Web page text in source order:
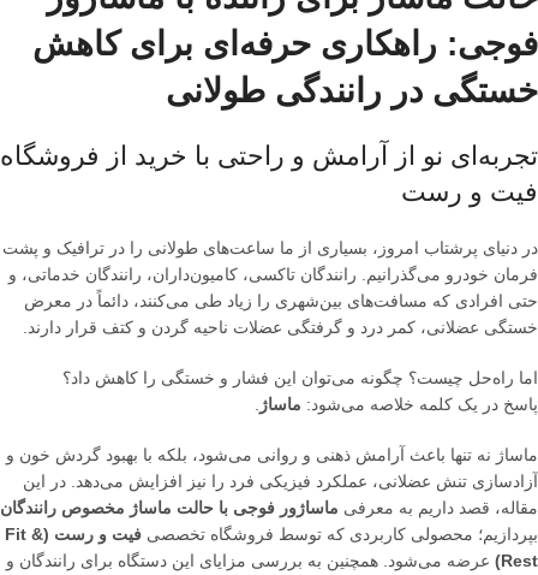
فوجی: راهکاری حرفه‌ای برای کاهش
خستگی در رانندگی طولانی
تجربه‌ای نو از آرامش و راحتی با خرید از فروشگاه
فیت و رست
در دنیای پرشتاب امروز، بسیاری از ما ساعت‌های طولانی را در ترافیک و پشت
فرمان خودرو می‌گذرانیم. رانندگان تاکسی، کامیون‌داران، رانندگان خدماتی، و
حتی افرادی که مسافت‌های بین‌شهری را زیاد طی می‌کنند، دائماً در معرض
خستگی عضلانی، کمر درد و گرفتگی عضلات ناحیه گردن و کتف قرار دارند.
اما راه‌حل چیست؟ چگونه می‌توان این فشار و خستگی را کاهش داد؟
پاسخ در یک کلمه خلاصه می‌شود: ماساژ .
ماساژ نه تنها باعث آرامش ذهنی و روانی می‌شود، بلکه با بهبود گردش خون و
آزادسازی تنش عضلانی، عملکرد فیزیکی فرد را نیز افزایش می‌دهد. در این
مقاله، قصد داریم به معرفی ماساژور فوجی با حالت ماساژ مخصوص رانندگان
بپردازیم؛ محصولی کاربردی که توسط فروشگاه تخصصی
فیت و رست (Fit &
Rest)
عرضه می‌شود. همچنین به بررسی مزایای این دستگاه برای رانندگان و